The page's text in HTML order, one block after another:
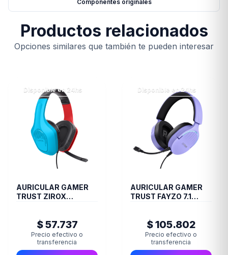
Componentes originales
Productos relacionados
Opciones similares que también te pueden interesar
Disponible en 24hs
AURICULAR GAMER
TRUST ZIROX
$ 57.737
Precio efectivo o
transferencia
Disponible en 24hs
AURICULAR GAMER
TRUST FAYZO 7.1
$ 105.802
Precio efectivo o
transferencia